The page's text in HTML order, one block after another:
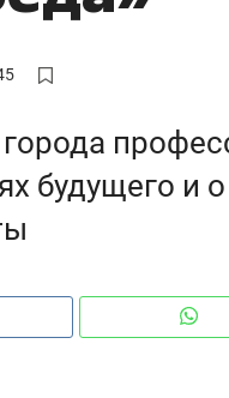
будущего и
рынки, почему надо знать